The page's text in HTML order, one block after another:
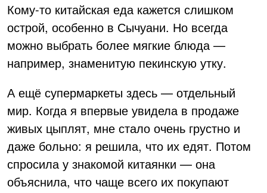
Кому-то китайская еда кажется слишком
острой, особенно в Сычуани. Но всегда
можно выбрать более мягкие блюда —
например, знаменитую пекинскую утку.
А ещё супермаркеты здесь — отдельный
мир. Когда я впервые увидела в продаже
живых цыплят, мне стало очень грустно и
даже больно: я решила, что их едят. Потом
спросила у знакомой китаянки — она
объяснила, что чаще всего их покупают